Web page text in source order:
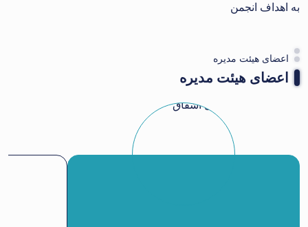
به اهداف انجمن
اعضای هیئت مدیره
اعضای هیئت مدیره